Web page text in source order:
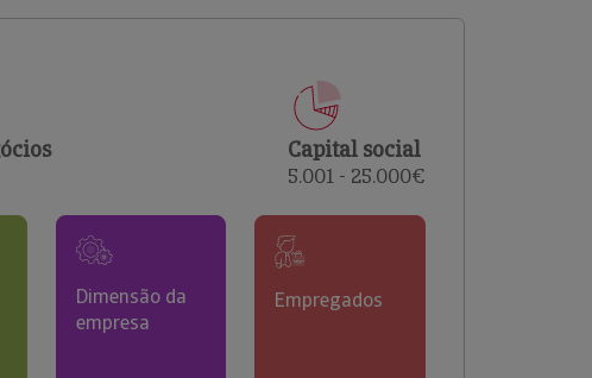
comerciais e analisar o risco de incumprimento dos
Capital social
5.001 - 25.000€
Dimensão da
empresa
Empregados